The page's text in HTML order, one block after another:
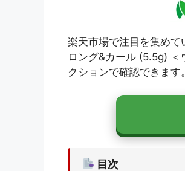
楽天市場で注目を集め
ロング&カール (5.5g)
クションで確認できます。
目次